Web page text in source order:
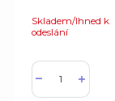
Skladem/Ihned k
odeslání